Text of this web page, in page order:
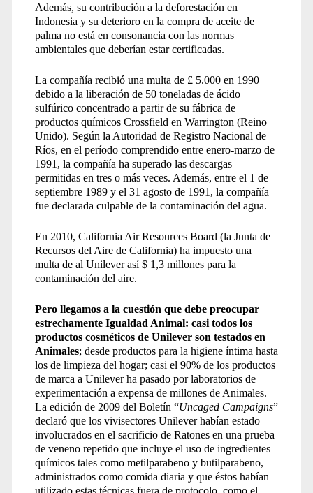
Además, su contribución a la deforestación en
Indonesia y su deterioro en la compra de aceite de
palma no está en consonancia con las normas
ambientales que deberían estar certificadas.
La compañía recibió una multa de £ 5.000 en 1990
debido a la liberación de 50 toneladas de ácido
sulfúrico concentrado a partir de su fábrica de
productos químicos Crossfield en Warrington (Reino
Unido). Según la Autoridad de Registro Nacional de
Ríos, en el período comprendido entre enero-marzo de
1991, la compañía ha superado las descargas
permitidas en tres o más veces. Además, entre el 1 de
septiembre 1989 y el 31 agosto de 1991, la compañía
fue declarada culpable de la contaminación del agua.
En 2010, California Air Resources Board (la Junta de
Recursos del Aire de California) ha impuesto una
multa de al Unilever así $ 1,3 millones para la
contaminación del aire.
Pero llegamos a la cuestión que debe preocupar
estrechamente Igualdad Animal: casi todos los
productos cosméticos de Unilever son testados en
Animales; desde productos para la higiene íntima hasta
los de limpieza del hogar; casi el 90% de los productos
de marca a Unilever ha pasado por laboratorios de
experimentación a expensa de millones de Animales.
La edición de 2009 del Boletín “Uncaged Campaigns”
declaró que los vivisectores Unilever habían estado
involucrados en el sacrificio de Ratones en una prueba
de veneno repetido que incluye el uso de ingredientes
químicos tales como metilparabeno y butilparabeno,
administrados como comida diaria y que éstos habían
utilizado estas técnicas fuera de protocolo, como el